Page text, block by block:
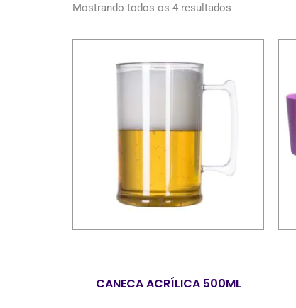
Mostrando todos os 4 resultados
CANECA ACRÍLICA 500ML